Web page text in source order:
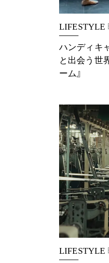
LIFESTYLE
ハンディキ
と出会う世
ーム』
LIFESTYLE